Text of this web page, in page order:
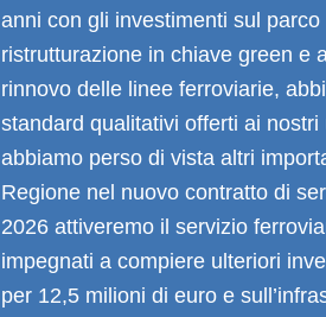
anni con gli investimenti sul
ristrutturazione in chiave green e
rinnovo delle linee ferroviarie,
standard qualitativi offerti ai
abbiamo perso di vista altri
Regione nel nuovo contratto di
2026 attiveremo il servizio
impegnati a compiere ulteriori
per 12,5 milioni di euro e